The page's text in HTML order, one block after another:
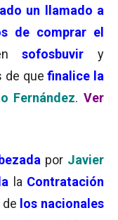
un llamado a
de comprar el
sofosbuviry
de quefinalice la
Fernández.Ver
porJavier
la Contratación
los nacionales